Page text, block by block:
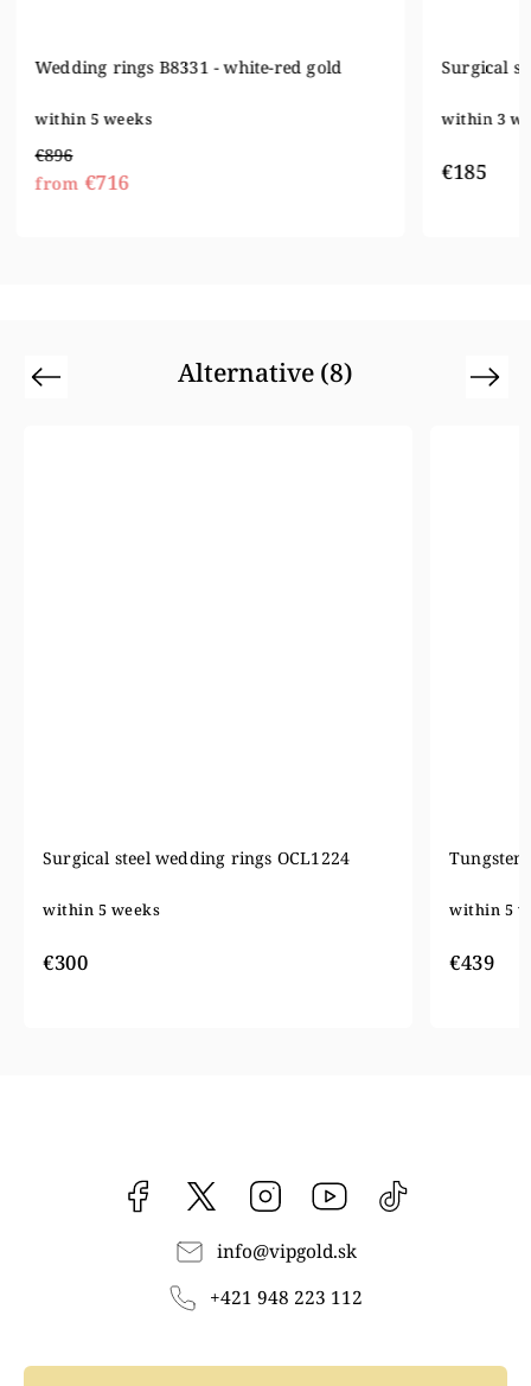
Surgical steel wedding rings OL011
within 3 weeks
€185
Wedding
within 5
from
Alternative (8)
Previous
Tungsten wedding rings W248
within 5 weeks
€439
Wedding
within 5
from
Next
Facebook vipgoldsk Instagram YouTube
info@vipgold.sk
+421 948 223 112